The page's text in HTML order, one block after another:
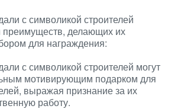
с символикой строителей
делающих их
для награждения:
с символикой строителей могут
мотивирующим подарком для
выражая признание за их
работу.